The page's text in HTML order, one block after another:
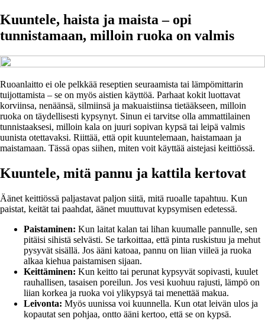
Kuuntele, haista ja maista – opi
tunnistamaan, milloin ruoka on valmis
Ruoanlaitto ei ole pelkkää reseptien seuraamista tai lämpömittarin
tuijottamista – se on myös aistien käyttöä. Parhaat kokit luottavat
korviinsa, nenäänsä, silmiinsä ja makuaistiinsa tietääkseen, milloin
ruoka on täydellisesti kypsynyt. Sinun ei tarvitse olla ammattilainen
tunnistaaksesi, milloin kala on juuri sopivan kypsä tai leipä valmis
uunista otettavaksi. Riittää, että opit kuuntelemaan, haistamaan ja
maistamaan. Tässä opas siihen, miten voit käyttää aistejasi keittiössä.
Kuuntele, mitä pannu ja kattila kertovat
Äänet keittiössä paljastavat paljon siitä, mitä ruoalle tapahtuu. Kun
paistat, keität tai paahdat, äänet muuttuvat kypsymisen edetessä.
Paistaminen: Kun laitat kalan tai lihan kuumalle pannulle, sen
pitäisi sihistä selvästi. Se tarkoittaa, että pinta ruskistuu ja mehut
pysyvät sisällä. Jos ääni katoaa, pannu on liian viileä ja ruoka
alkaa kiehua paistamisen sijaan.
Keittäminen: Kun keitto tai perunat kypsyvät sopivasti, kuulet
rauhallisen, tasaisen poreilun. Jos vesi kuohuu rajusti, lämpö on
liian korkea ja ruoka voi ylikypsyä tai menettää makua.
Leivonta: Myös uunissa voi kuunnella. Kun otat leivän ulos ja
kopautat sen pohjaa, ontto ääni kertoo, että se on kypsä.